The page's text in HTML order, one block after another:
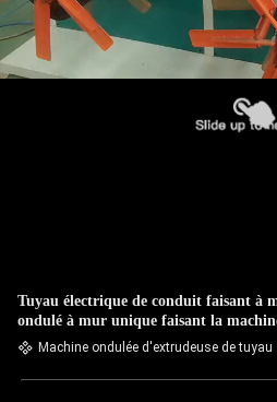
Tuyau électrique de conduit faisant à
ondulé à mur unique faisant la
Machine ondulée d'extrudeuse de tuyau